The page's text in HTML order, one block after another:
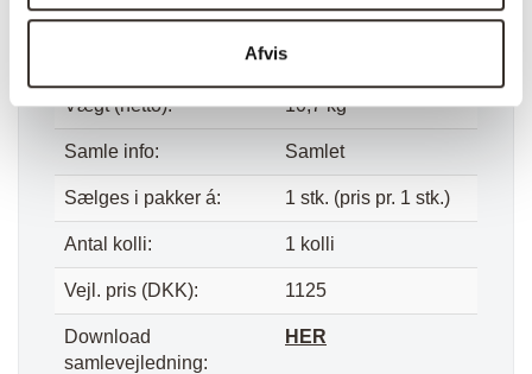
Afvis
Højde: 41 cm
12,8 kg
Vægt (netto): 10,7 kg
Samle info: Samlet
Sælges i pakker á: 1 stk. (pris pr. 1 stk.)
Antal kolli: 1 kolli
Vejl. pris (DKK): 1125
Download
samlevejledning:
HER